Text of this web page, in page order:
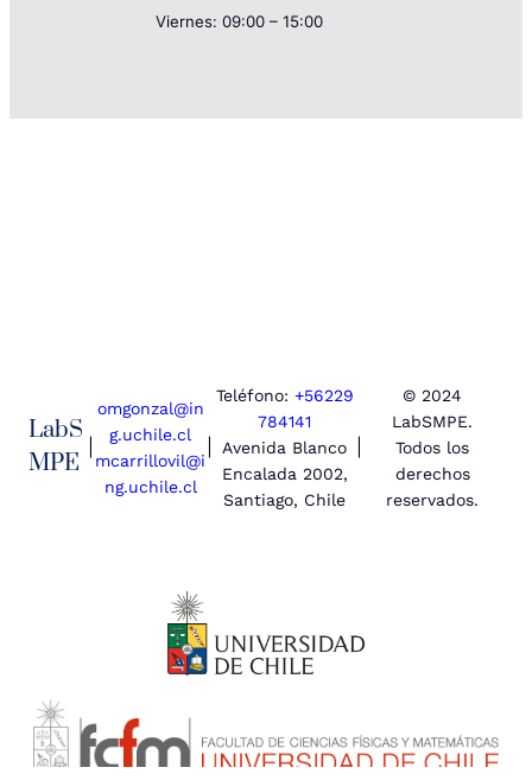
Viernes: 09:00 – 15:00
LabS
MPE
omgonzal@in
g.uchile.cl
mcarrillovil@i
ng.uchile.cl
Teléfono: +56229
784141
Avenida Blanco
Encalada 2002,
Santiago, Chile
© 2024
LabSMPE.
Todos los
derechos
reservados.